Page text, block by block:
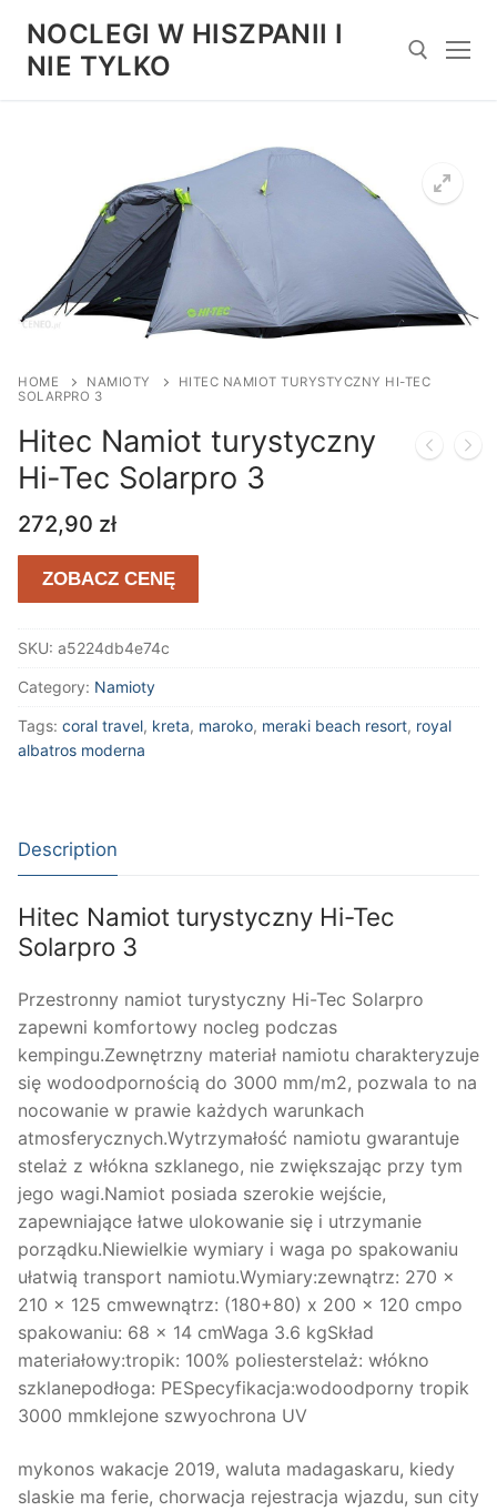
treści
NOCLEGI W HISZPANII I
NIE TYLKO
Szukaj:
HOME NAMIOTY
HITEC NAMIOT TURYSTYCZNY HI-TEC
SOLARPRO 3
Hitec Namiot turystyczny
Hi-Tec Solarpro 3
272,90 zł
ZOBACZ CENĘ
SKU: a5224db4e74c
Category: Namioty
Tags: coral travel, kreta, maroko, meraki beach resort, royal
albatros moderna
Description
Hitec Namiot turystyczny Hi-Tec
Solarpro 3
Przestronny namiot turystyczny Hi-Tec Solarpro
zapewni komfortowy nocleg podczas
kempingu.Zewnętrzny materiał namiotu charakteryzuje
się wodoodpornością do 3000 mm/m2, pozwala to na
nocowanie w prawie każdych warunkach
atmosferycznych.Wytrzymałość namiotu gwarantuje
stelaż z włókna szklanego, nie zwiększając przy tym
jego wagi.Namiot posiada szerokie wejście,
zapewniające łatwe ulokowanie się i utrzymanie
porządku.Niewielkie wymiary i waga po spakowaniu
ułatwią transport namiotu.Wymiary:zewnątrz: 270 x
210 x 125 cmwewnątrz: (180+80) x 200 x 120 cmpo
spakowaniu: 68 x 14 cmWaga 3.6 kgSkład
materiałowy:tropik: 100% poliesterstelaż: włókno
szklanepodłoga: PESpecyfikacja:wodoodporny tropik
3000 mmklejone szwyochrona UV
mykonos wakacje 2019, waluta madagaskaru, kiedy
slaskie ma ferie, chorwacja rejestracja wjazdu, sun city